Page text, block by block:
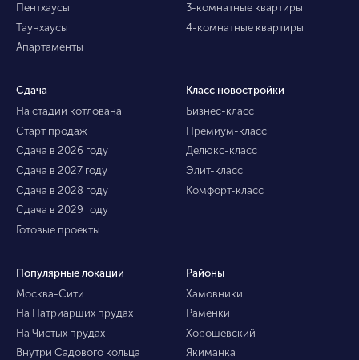
Пентхаусы
Таунхаусы
Апартаменты
3-комнатные квартиры
4-комнатные квартиры
Сдача
На стадии котлована
Старт продаж
Сдача в 2026 году
Сдача в 2027 году
Сдача в 2028 году
Сдача в 2029 году
Готовые проекты
Класс новостройки
Бизнес-класс
Премиум-класс
Делюкс-класс
Элит-класс
Комфорт-класс
Популярные локации
Москва-Сити
На Патриарших прудах
На Чистых прудах
Внутри Садового кольца
Районы
Хамовники
Раменки
Хорошевский
Якиманка